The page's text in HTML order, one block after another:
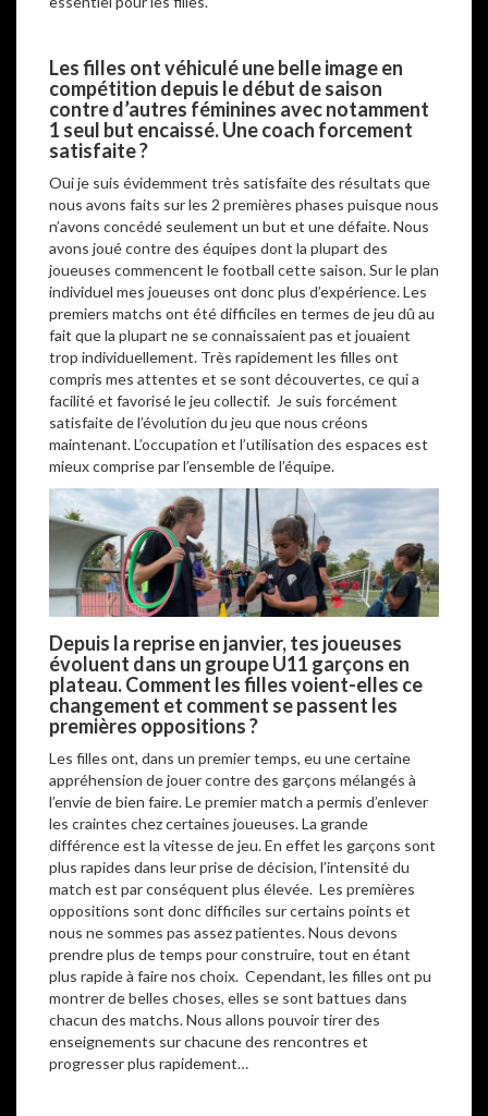
Les filles ont véhiculé une belle image en
compétition depuis le début de saison
contre d’autres féminines avec notamment
1 seul but encaissé. Une coach forcement
satisfaite?
Oui je suis évidemment très satisfaite des résultats que
nous avons faits sur les 2 premières phases puisque nous
n’avons concédé seulement un but et une défaite. Nous
avons joué contre des équipes dont la plupart des
joueuses commencent le football cette saison. Sur le plan
individuel mes joueuses ont donc plus d’expérience. Les
premiers matchs ont été difficiles en termes de jeu dû au
fait que la plupart ne se connaissaient pas et jouaient
trop individuellement. Très rapidement les filles ont
compris mes attentes et se sont découvertes, ce qui a
facilité et favorisé le jeu collectif. Je suis forcément
satisfaite de l’évolution du jeu que nous créons
maintenant. L’occupation et l’utilisation des espaces est
mieux comprise par l’ensemble de l’équipe.
Depuis la reprise en janvier, tes joueuses
évoluent dans un groupe U11 garçons en
plateau. Comment les filles voient-elles ce
changement et comment se passent les
premières oppositions?
Les filles ont, dans un premier temps, eu une certaine
appréhension de jouer contre des garçons mélangés à
l’envie de bien faire. Le premier match a permis d’enlever
les craintes chez certaines joueuses. La grande
différence est la vitesse de jeu. En effet les garçons sont
plus rapides dans leur prise de décision, l’intensité du
match est par conséquent plus élevée. Les premières
oppositions sont donc difficiles sur certains points et
nous ne sommes pas assez patientes. Nous devons
prendre plus de temps pour construire, tout en étant
plus rapide à faire nos choix. Cependant, les filles ont pu
montrer de belles choses, elles se sont battues dans
chacun des matchs. Nous allons pouvoir tirer des
enseignements sur chacune des rencontres et
progresser plus rapidement…